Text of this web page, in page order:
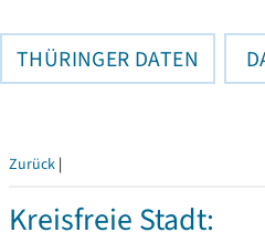
THÜRINGER DATEN
Zurück |
Kreisfreie Stadt: